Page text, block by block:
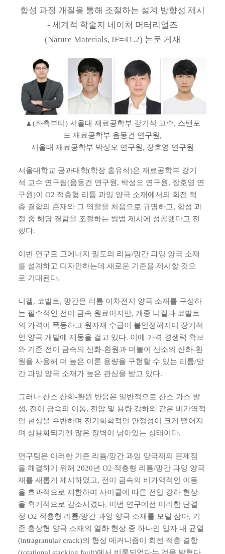
합성 과정 개질을 통해 조절하는 설계 방향성 제시
- 세계적 학술지 네이쳐 머터리얼즈
(Nature Materials, IF=41.2) 논문 게재
▲(좌측부터) 서울대 재료공학부 강기석 교수, 스탠포
드 재료공학부 음동건 연구원,
서울대 재료공학부 박성오 연구원, 장호영 연구원
서울대학교 공과대학(학장 홍유석)은 재료공학부 강기
석 교수 연구팀(음동건 연구원, 박성오 연구원, 장호영 연
구원)이 O2 적층형 리튬 과잉 양극 소재에서의 회전 적
층 결함의 존재와 그 역할을 처음으로 규명하고, 합성 과
정 중 해당 결함을 조절하는 방법 제시에 성공했다고 전
했다.
이번 연구로 고에너지 밀도의 리튬/망간 과잉 양극 소재
를 설계하고 디자인하는데 새로운 기준을 제시할 것으
로 기대된다.
니켈, 코발트, 망간은 리튬 이차전지 양극 소재를 구성하
는 필수적인 전이 금속 원료이지만, 개중 니켈과 코발트
의 가격이 폭등하고 원자재 수급이 불안정해지며 장기적
인 양극 개발에 제동을 걸고 있다. 이에 가격 경쟁력 확보
와 기존 전이 금속의 산화-환원과 더불어 산소의 산화-환
원을 사용해 더 높은 이론 용량을 구현할 수 있는 리튬/망
간 과잉 양극 소재가 높은 관심을 받고 있다.
그러나 산소 산화-환원 반응은 일반적으로 산소 가스 발
생, 전이 금속의 이동, 전압 및 용량 강하와 같은 비가역적
인 현상을 수반하며 전기화학적인 안정성이 크게 떨어지
며 상용화되기엔 많은 장벽이 남아있는 상태이다.
연구팀은 이러한 기존 리튬/망간 과잉 양극재의 문제점
을 해결하기 위해 2020년 O2 적층형 리튬/망간 과잉 양극
재를 새롭게 제시하였고, 전이 금속의 비가역적인 이동
을 효과적으로 제한하며 사이클에 따른 전압 강하 현상
을 획기적으로 감소시켰다. 이번 연구에선 이러한 단결
정 O2 적층형 리튬/망간 과잉 양극 소재를 모델 삼아, 기
존 층상형 양극 소재의 열화 현상 중 하나인 입자 내 균열
(intragranular crack)의 형성 메커니즘이 회전 적층 결함
(rotational stacking fault)에서 비롯되었다는 것을 밝혔다.